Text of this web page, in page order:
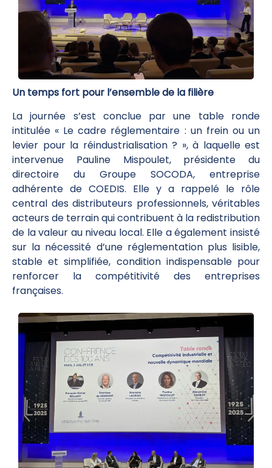
Un temps fort pour l’ensemble de la filière
La journée s’est conclue par une table ronde
intitulée « Le cadre réglementaire : un frein ou un
levier pour la réindustrialisation ? », à laquelle est
intervenue Pauline Mispoulet, présidente du
directoire du Groupe SOCODA, entreprise
adhérente de COEDIS. Elle y a rappelé le rôle
central des distributeurs professionnels, véritables
acteurs de terrain qui contribuent à la redistribution
de la valeur au niveau local. Elle a également insisté
sur la nécessité d’une réglementation plus lisible,
stable et simplifiée, condition indispensable pour
renforcer la compétitivité des entreprises
françaises.